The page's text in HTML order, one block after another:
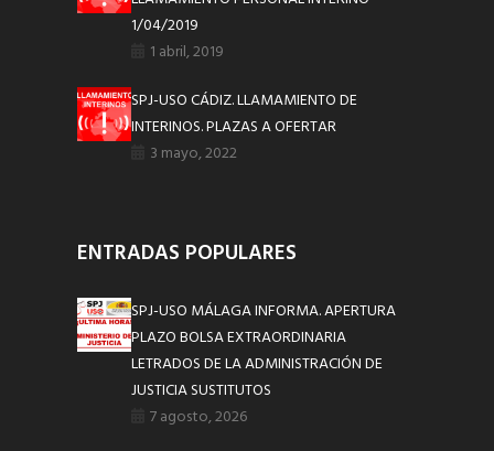
1/04/2019
1 abril, 2019
SPJ-USO CÁDIZ. LLAMAMIENTO DE
INTERINOS. PLAZAS A OFERTAR
3 mayo, 2022
ENTRADAS POPULARES
SPJ-USO MÁLAGA INFORMA. APERTURA
PLAZO BOLSA EXTRAORDINARIA
LETRADOS DE LA ADMINISTRACIÓN DE
JUSTICIA SUSTITUTOS
7 agosto, 2026